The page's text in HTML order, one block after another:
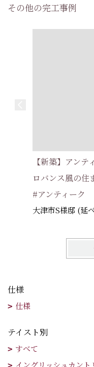
その他の完工事例
【新築】アン
ロバンス風の住
#アンティーク
大津市S様邸 (延
仕様
仕様
テイスト別
すべて